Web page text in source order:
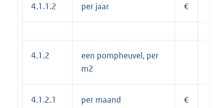
4.1.1.2 per jaar €
4.1.2
een pompheuvel, per
m2
4.1.2.1 per maand €